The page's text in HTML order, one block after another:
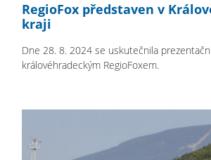
RegioFox představen v
kraji
Dne 28. 8. 2024 se uskutečnila
královéhradeckým RegioFoxem.